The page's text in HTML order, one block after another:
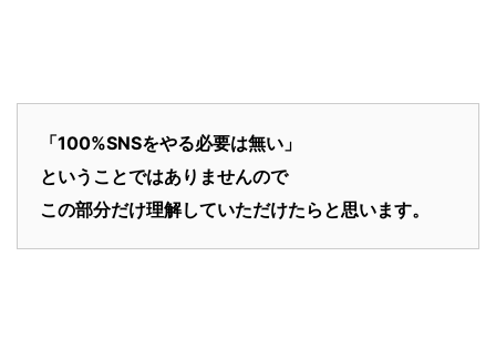
「100%SNSをやる必要は無い」
ということではありませんので
この部分だけ理解していただけたらと思います。